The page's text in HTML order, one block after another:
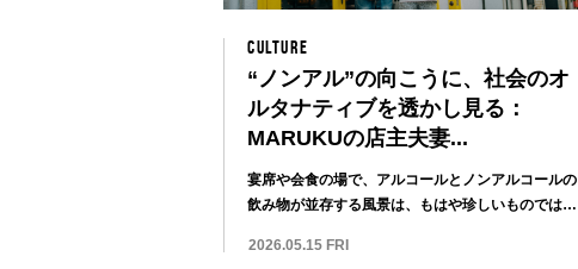
CULTURE
“ノンアル”の向こうに、社会のオ
ルタナティブを透かし見る：
MARUKUの店主夫妻...
宴席や会食の場で、アルコールとノンアルコールの
飲み物が並存する風景は、もはや珍しいものではな
2026.05.15 FRI